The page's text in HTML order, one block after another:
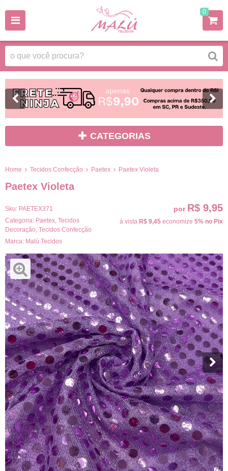
0
CATEGORIAS
Home Tecidos Confecção Paetex Paetex Violeta
Paetex Violeta
Sku: PAETEX371
Categoria: Paetex Tecidos
Decoração Tecidos Confecção
Marca: Malú Tecidos
por R$ 9,95
à vista R$ 9,45 economize 5% no Pix